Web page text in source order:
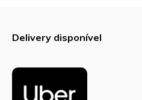
Delivery disponível